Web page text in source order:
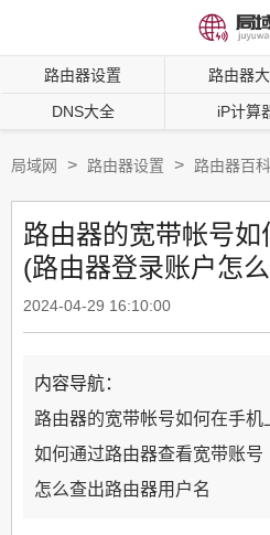
路由器设置 路由器
DNS大全 iP计算
局域网 > 路由器设置 > 路由器百科
路由器的宽带帐号
(路由器登录账户怎
2024-04-29 16:10:00
内容导航：
路由器的宽带帐号如何在手机
如何通过路由器查看宽带账号
怎么查出路由器用户名